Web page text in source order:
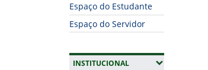
Espaço do Estudante
Espaço do Servidor
INSTITUCIONAL(EXPANDIR SUBMENUS)